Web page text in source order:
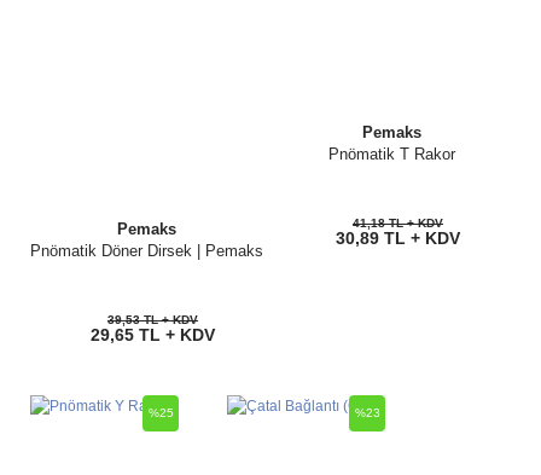
Pemaks
Pnömatik Döner Dirsek | Pemaks
39,53 TL + KDV
29,65 TL + KDV
Pemaks
Pnömatik T Rakor
41,18 TL + KDV
30,89 TL + KDV
%25 %23